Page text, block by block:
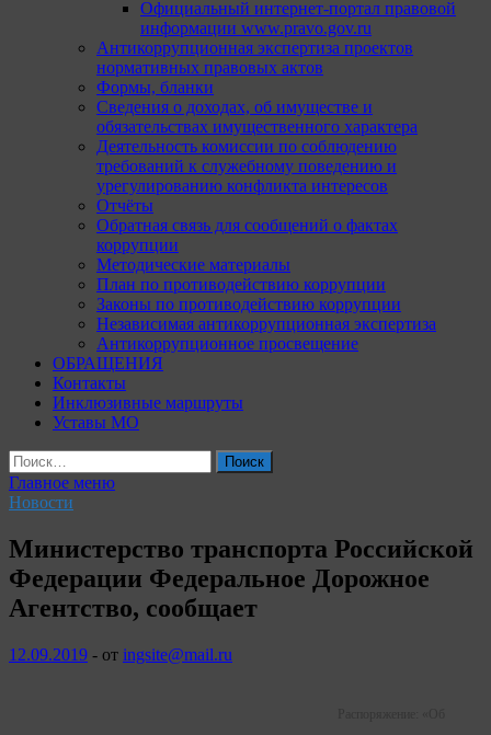
Официальный интернет-портал правовой
информации www.pravo.gov.ru
Антикоррупционная экспертиза проектов
нормативных правовых актов
Формы, бланки
Сведения о доходах, об имуществе и
обязательствах имущественного характера
Деятельность комиссии по соблюдению
требований к служебному поведению и
урегулированию конфликта интересов
Отчёты
Обратная связь для сообщений о фактах
коррупции
Методические материалы
План по противодействию коррупции
Законы по противодействию коррупции
Независимая антикоррупционная экспертиза
Антикоррупционное просвещение
ОБРАЩЕНИЯ
Контакты
Инклюзивные маршруты
Уставы МО
Найти:
Главное меню
Новости
Министерство транспорта Российской
Федерации Федеральное Дорожное
Агентство, сообщает
12.09.2019 - от ingsite@mail.ru